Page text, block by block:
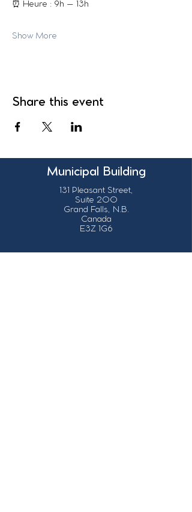
⏰ Heure : 9h – 13h
Show More
Share this event
Municipal Building
131 Pleasant Street,
Suite 200
Grand Falls, N.B.
Canada
E3Z 1G6